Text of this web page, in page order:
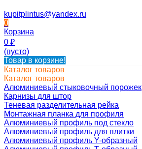
kupitplintus@yandex.ru
0
Корзина
0 ₽
(пусто)
Товар в корзине!
Каталог товаров
Каталог товаров
Алюминиевый стыковочный порожек
Карнизы для штор
Теневая разделительная рейка
Монтажная планка для профиля
Алюминиевый профиль под стекло
Алюминиевый профиль для плитки
Алюминиевый профиль Y-образный